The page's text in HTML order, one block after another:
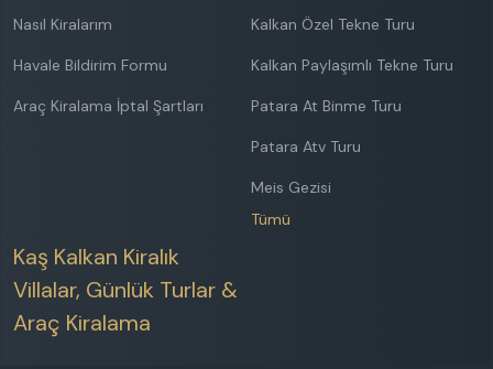
Nasıl Kiralarım
Havale Bildirim Formu
Araç Kiralama İptal Şartları
Kalkan Özel Tekne Turu
Kalkan Paylaşımlı Tekne Turu
Patara At Binme Turu
Patara Atv Turu
Meis Gezisi
Tümü
Kaş Kalkan Kiralık
Villalar, Günlük Turlar &
Araç Kiralama